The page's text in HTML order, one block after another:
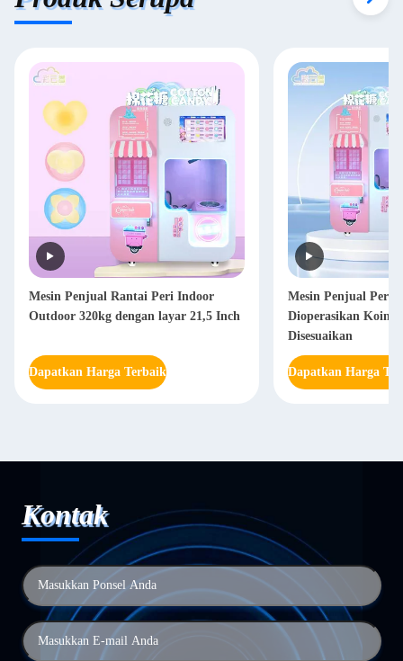
Mesin Penjual Rantai Peri Indoor
Outdoor 320kg dengan layar 21,5 Inch
Dapatkan Harga Terbaik
Mesin Penjual
Dioperasikan Koin
Disesuaikan
Dapatkan Harga
Kontak